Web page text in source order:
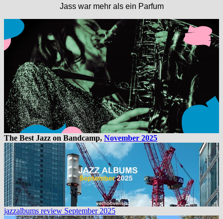
Jass war mehr als ein Parfum
The Best Jazz on Bandcamp, November 2025
jazzalbums review September 2025